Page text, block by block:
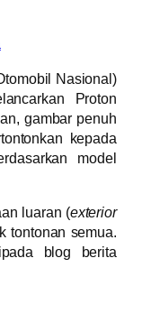
Nasional)
Proton
gambar penuh
kepada
model
luaran (exterior
tontonan semua.
blog berita